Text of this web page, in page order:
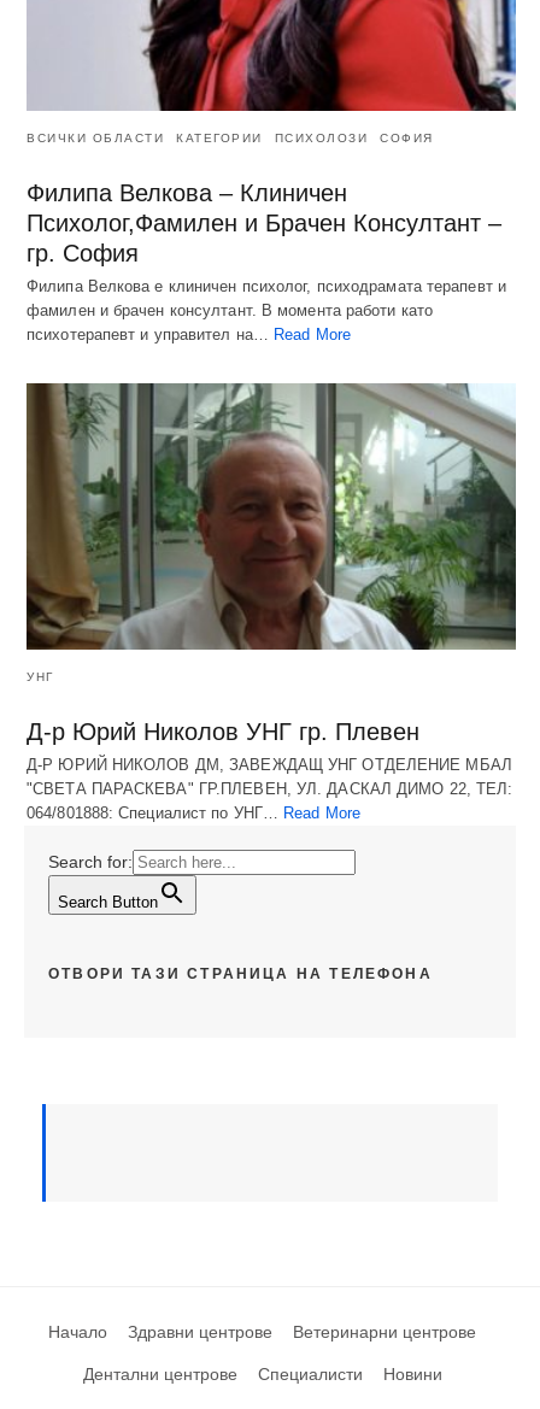
ВСИЧКИ ОБЛАСТИ КАТЕГОРИИ ПСИХОЛОЗИ СОФИЯ
Филипа Велкова – Клиничен
Психолог,Фамилен и Брачен Консултант –
гр. София
Филипа Велкова е клиничен психолог, психодрамата терапевт и
фамилен и брачен консултант. В момента работи като
психотерапевт и управител на…
Read More
УНГ
Д-р Юрий Николов УНГ гр. Плевен
Д-Р ЮРИЙ НИКОЛОВ ДМ, ЗАВЕЖДАЩ УНГ ОТДЕЛЕНИЕ МБАЛ
"СВЕТА ПАРАСКЕВА" ГР.ПЛЕВЕН, УЛ. ДАСКАЛ ДИМО 22, ТЕЛ:
064/801888: Специалист по УНГ… Read More
Search for:
Search Button
ОТВОРИ ТАЗИ СТРАНИЦА НА ТЕЛЕФОНА
Начало Здравни центрове Ветеринарни центрове
Дентални центрове Специалисти Новини